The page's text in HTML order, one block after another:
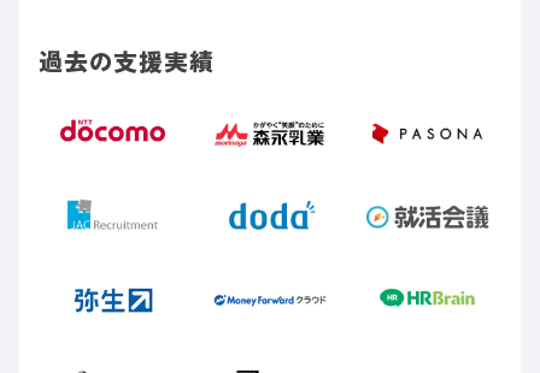
過去の支援実績